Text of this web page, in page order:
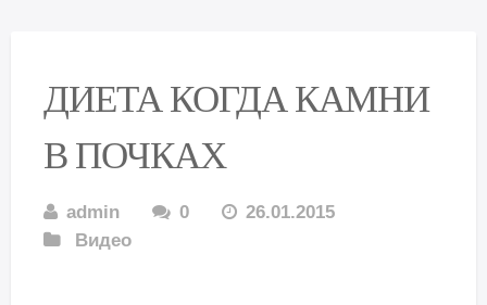
ДИЕТА КОГДА КАМНИ
В ПОЧКАХ
admin 0
26.01.2015
Видео